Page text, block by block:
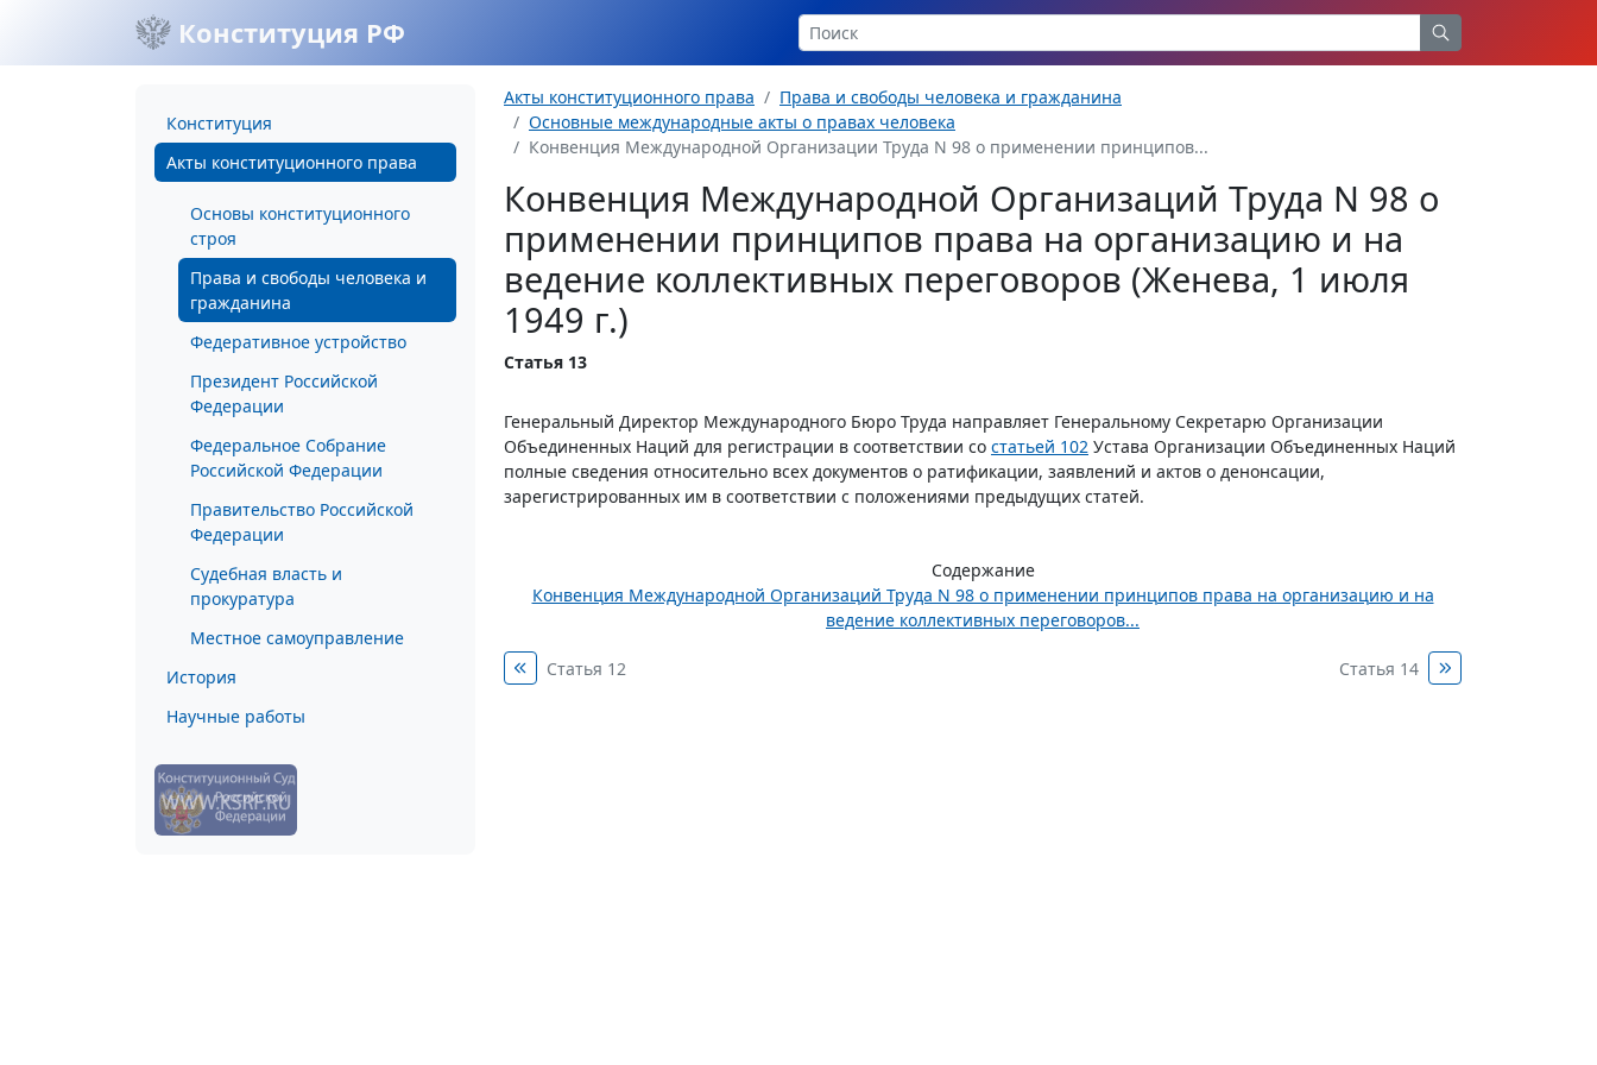
Конституция РФ
Конституция
Акты конституционного права
Основы конституционного
строя
Права и свободы человека и
гражданина
Федеративное устройство
Президент Российской
Федерации
Федеральное Собрание
Российской Федерации
Правительство Российской
Федерации
Судебная власть и
прокуратура
Местное самоуправление
История
Научные работы
Акты конституционного права
Права и свободы человека и гражданина
Основные международные акты о правах человека
Конвенция Международной Организации Труда N 98 о применении принципов...
Конвенция Международной Организаций Труда N 98 о
применении принципов права на организацию и на
ведение коллективных переговоров (Женева, 1 июля
1949 г.)
Статья 13
Генеральный Директор Международного Бюро Труда направляет Генеральному Секретарю Организации
Объединенных Наций для регистрации в соответствии со статьей 102 Устава Организации Объединенных Наций
полные сведения относительно всех документов о ратификации, заявлений и актов о денонсации,
зарегистрированных им в соответствии с положениями предыдущих статей.
Содержание
Конвенция Международной Организаций Труда N 98 о применении принципов права на организацию и на
ведение коллективных переговоров...
Статья 12 Статья 14